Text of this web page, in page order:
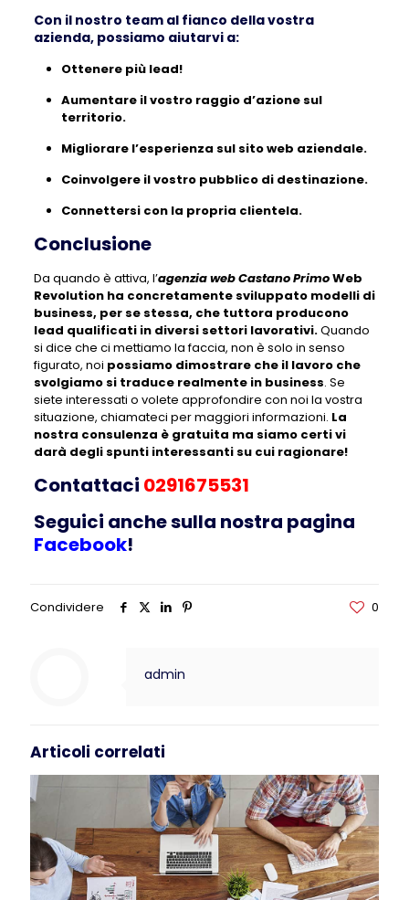
Con il nostro team al fianco della vostra
azienda, possiamo aiutarvi a:
Ottenere più lead!
Aumentare il vostro raggio d’azione sul
territorio.
Migliorare l’esperienza sul sito web aziendale.
Coinvolgere il vostro pubblico di destinazione.
Connettersi con la propria clientela.
Conclusione
Da quando è attiva, l’agenzia web Castano PrimoWeb
Revolution ha concretamente sviluppato modelli di
business, per se stessa, che tuttora producono
lead qualificati in diversi settori lavorativi.Quando
si dice che ci mettiamo la faccia, non è solo in senso
figurato, noi possiamo dimostrare che il lavoro che
svolgiamo si traduce realmente in business. Se
siete interessati o volete approfondire con noi la vostra
situazione, chiamateci per maggiori informazioni. La
nostra consulenza è gratuita ma siamo certi vi
darà degli spunti interessanti su cui ragionare!
Contattaci 0291675531
Seguici anche sulla nostra pagina
Facebook!
Condividere 0
admin
Articoli correlati